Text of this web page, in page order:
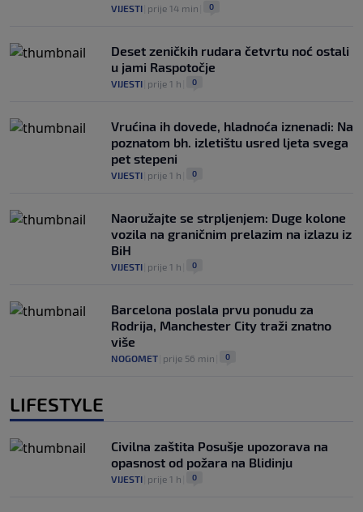
VIJESTI prije 14 min 0
Deset zeničkih rudara četvrtu noć ostali
u jami Raspotočje
VIJESTI prije 1 h 0
Vrućina ih dovede, hladnoća iznenadi: Na
poznatom bh. izletištu usred ljeta svega
pet stepeni
VIJESTI prije 1 h 0
Naoružajte se strpljenjem: Duge kolone
vozila na graničnim prelazim na izlazu iz
BiH
VIJESTI prije 1 h 0
Barcelona poslala prvu ponudu za
Rodrija, Manchester City traži znatno
više
NOGOMET prije 56 min 0
LIFESTYLE
Civilna zaštita Posušje upozorava na
opasnost od požara na Blidinju
VIJESTI prije 1 h 0